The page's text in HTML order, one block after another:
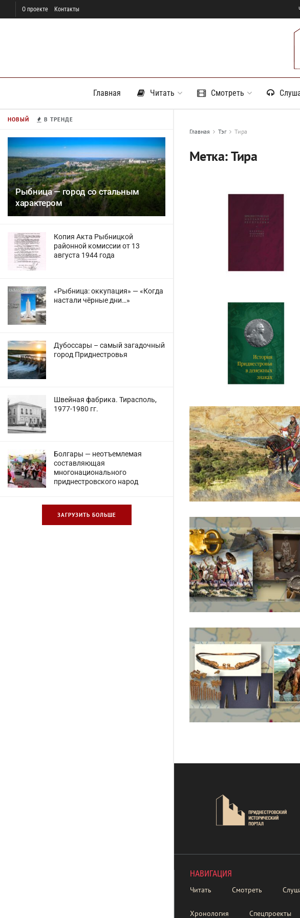
НОВЫЙ В ТРЕНДЕ
Рыбница — город со стальным
характером
Копия Акта Рыбницкой
районной комиссии от 13
августа 1944 года
«Рыбница: оккупация» — «Когда
настали чёрные дни…»
Дубоссары – самый загадочный
город Приднестровья
Швейная фабрика. Тирасполь,
1977-1980 гг.
Болгары — неотъемлемая
составляющая
многонационального
приднестровского народ
ЗАГРУЗИТЬ БОЛЬШЕ
О проекте Контакты
Главная Читать Смотреть
Главная Тэг Тира
Метка:Тира
НАВИГАЦИЯ
Читать Смотреть
Хронология Спецпроекты